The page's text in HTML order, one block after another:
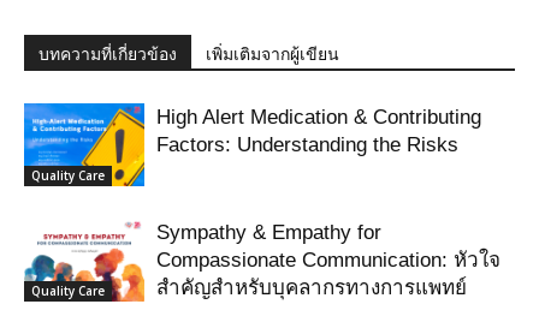
บทความที่เกี่ยวข้อง เพิ่มเติมจากผู้เขียน
Quality Care
High Alert Medication & Contributing
Factors: Understanding the Risks
Quality Care
Sympathy & Empathy for
Compassionate Communication: หัวใจ
สำคัญสำหรับบุคลากรทางการแพทย์